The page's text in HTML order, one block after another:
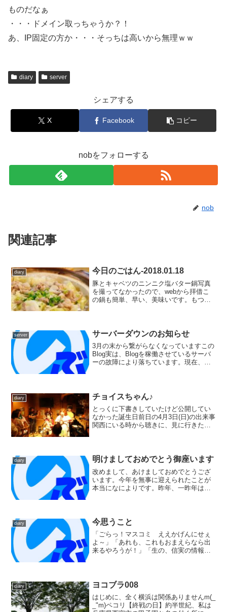
ものだなぁ
・・・ドメイン取っちゃうか？！
あ、IP固定の方か・・・そっちは高いから無理ｗｗ
diary server
シェアする
X Facebook コピー
nobをフォローする
nob
関連記事
diary 今日のごはん-2018.01.18
豚とキャベツのニンニク塩バター鍋写真
を撮ってなかったので、webから拝借こ
の鍋も簡単、早い、美味いです。もつ鍋
１片 バター ２...
server サーバーダウンのお知らせ
3月の末から繋がらなくなっていますこの
Blog実は、Blogを稼働させているサーバ
ーの故障により落ちています。現在、代
らかの事象で...
diary チョイスちゃん♪
とっくに下書きしていたけど公開してい
なかった誕生日前日の4月3日(日)の出来事
関西にいる時から聴きに、見に行きたか
ゃん」メンバ...
diary 明けましておめでとう御座います
改めまして、あけましておめでとうござ
います。今年を無事に迎えられたことが
本当になによりです。昨年、一昨年は、
ギターを弾いた動画をアッ...
diary 今思うこと
「ごらっ！マスコミ ええかげんにせぇ
よ～」「あれも、これもおまえらなら出
来るやろうが！」「生の、信実の情報を
情が湧いてくる今日この頃...
diary ヨコブラ008
はじめに、全く横浜は関係ありませんm(_
_"m)ペコリ【終戦の日】約半世紀、私は